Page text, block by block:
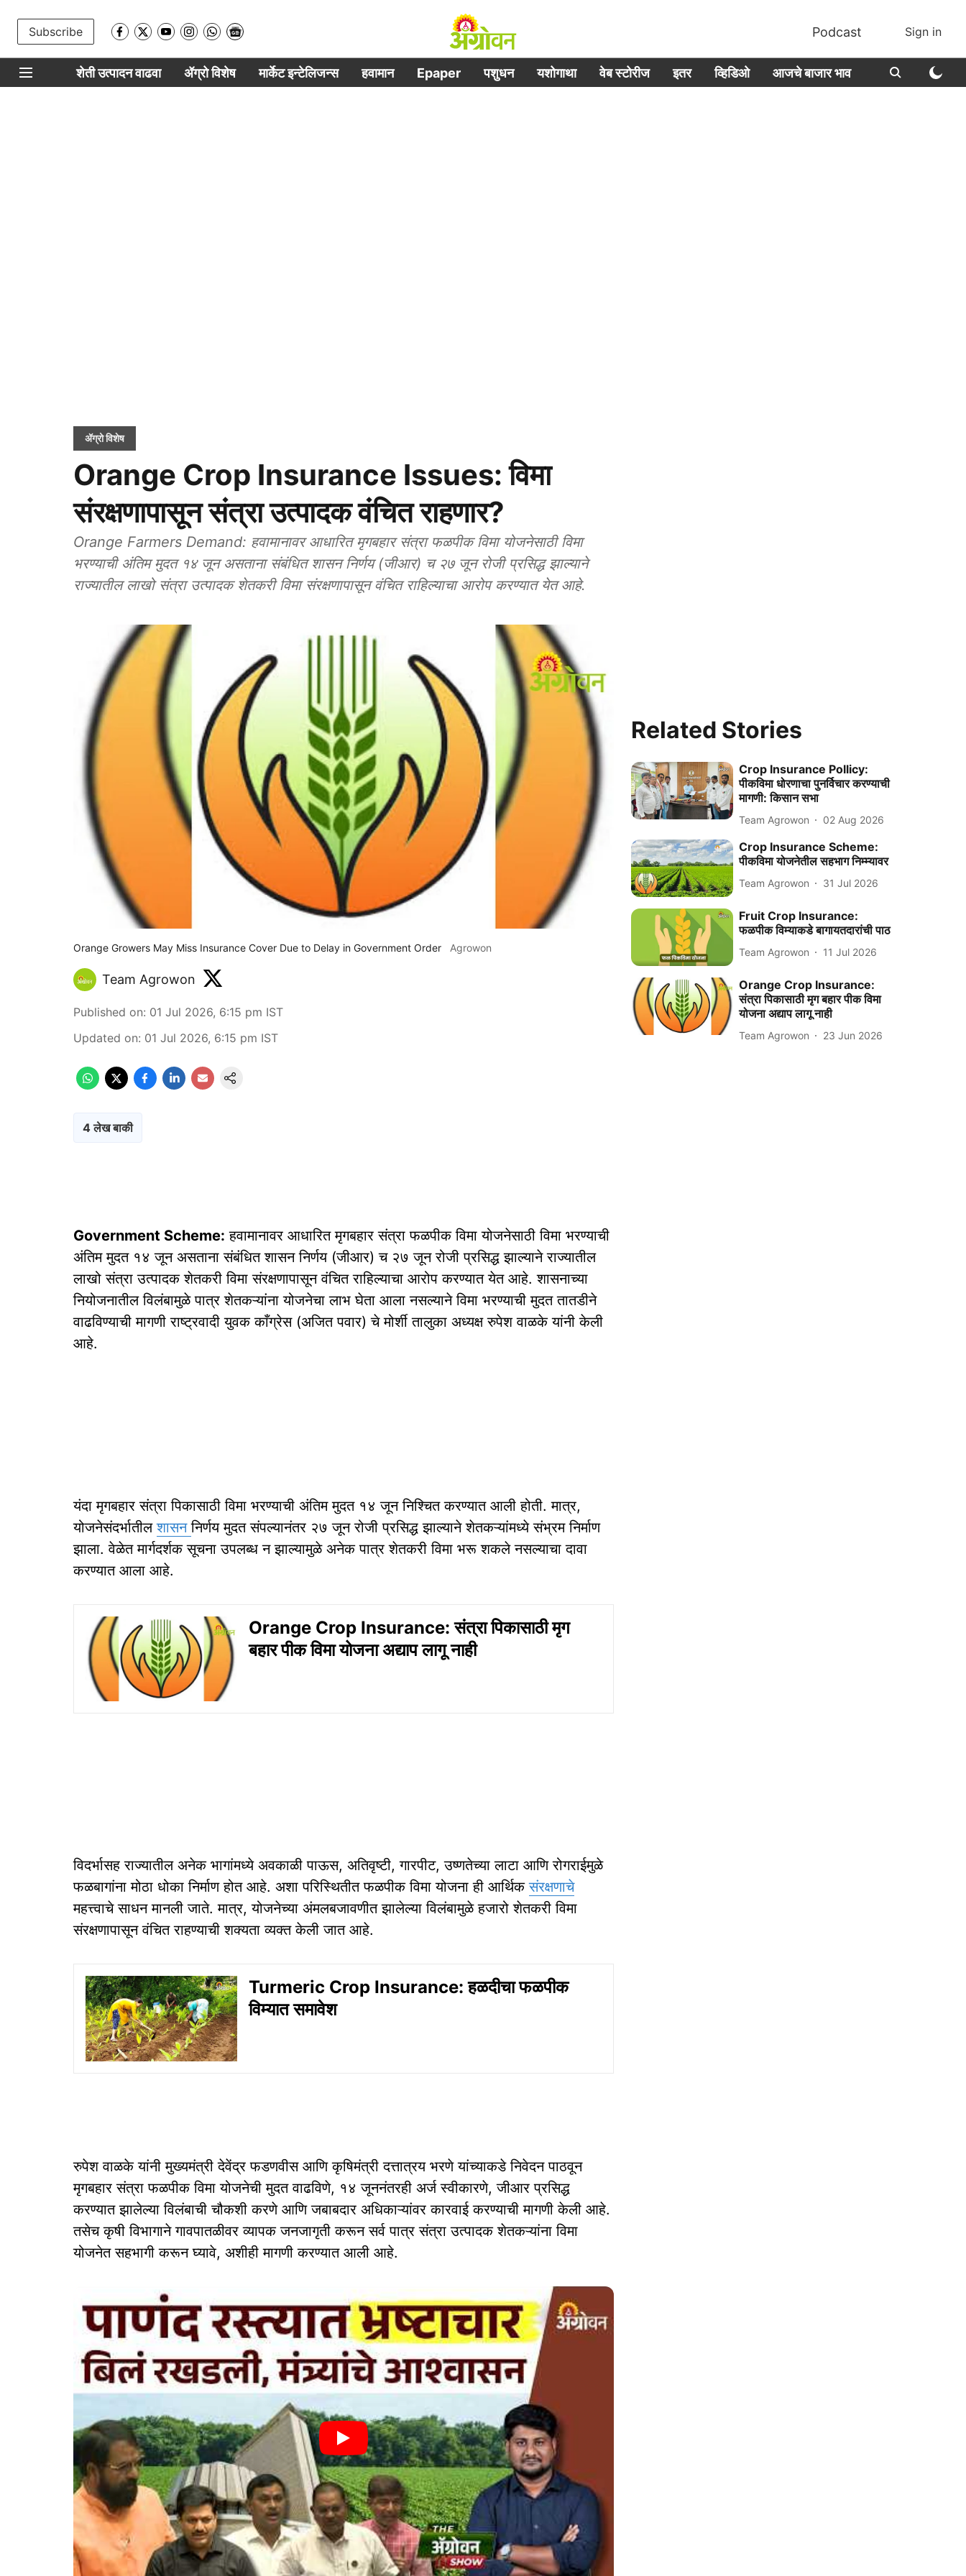
Subscribe Podcast Sign in
शेती उत्पादन वाढवा ॲग्रो विशेष मार्केट इन्टेलिजन्स हवामान Epaper पशुधन यशोगाथा वेब स्टोरीज इतर व्हिडिओ आजचे बाजार भाव
ॲग्रो विशेष
Orange Crop Insurance Issues: विमा
संरक्षणापासून संत्रा उत्पादक वंचित राहणार?
Orange Farmers Demand: हवामानावर आधारित मृगबहार संत्रा फळपीक विमा योजनेसाठी विमा
भरण्याची अंतिम मुदत १४ जून असताना संबंधित शासन निर्णय (जीआर) च २७ जून रोजी प्रसिद्ध झाल्याने
राज्यातील लाखो संत्रा उत्पादक शेतकरी विमा संरक्षणापासून वंचित राहिल्याचा आरोप करण्यात येत आहे.
Orange Growers May Miss Insurance Cover Due to Delay in Government Order Agrowon
Team Agrowon
Published on: 01 Jul 2026, 6:15 pm IST
Updated on: 01 Jul 2026, 6:15 pm IST
4 लेख बाकी
Government Scheme: हवामानावर आधारित मृगबहार संत्रा फळपीक विमा योजनेसाठी विमा भरण्याची
अंतिम मुदत १४ जून असताना संबंधित शासन निर्णय (जीआर) च २७ जून रोजी प्रसिद्ध झाल्याने राज्यातील
लाखो संत्रा उत्पादक शेतकरी विमा संरक्षणापासून वंचित राहिल्याचा आरोप करण्यात येत आहे. शासनाच्या
नियोजनातील विलंबामुळे पात्र शेतकऱ्यांना योजनेचा लाभ घेता आला नसल्याने विमा भरण्याची मुदत तातडीने
वाढविण्याची मागणी राष्ट्रवादी युवक काँग्रेस (अजित पवार) चे मोर्शी तालुका अध्यक्ष रुपेश वाळके यांनी केली
आहे.
यंदा मृगबहार संत्रा पिकासाठी विमा भरण्याची अंतिम मुदत १४ जून निश्चित करण्यात आली होती. मात्र,
योजनेसंदर्भातीलशासननिर्णय मुदत संपल्यानंतर २७ जून रोजी प्रसिद्ध झाल्याने शेतकऱ्यांमध्ये संभ्रम निर्माण
झाला. वेळेत मार्गदर्शक सूचना उपलब्ध न झाल्यामुळे अनेक पात्र शेतकरी विमा भरू शकले नसल्याचा दावा
करण्यात आला आहे.
Orange Crop Insurance: संत्रा पिकासाठी मृग
बहार पीक विमा योजना अद्याप लागू नाही
विदर्भासह राज्यातील अनेक भागांमध्ये अवकाळी पाऊस, अतिवृष्टी, गारपीट, उष्णतेच्या लाटा आणि रोगराईमुळे
फळबागांना मोठा धोका निर्माण होत आहे. अशा परिस्थितीत फळपीक विमा योजना ही आर्थिकसंरक्षणाचे
महत्त्वाचे साधन मानली जाते. मात्र, योजनेच्या अंमलबजावणीत झालेल्या विलंबामुळे हजारो शेतकरी विमा
संरक्षणापासून वंचित राहण्याची शक्यता व्यक्त केली जात आहे.
Turmeric Crop Insurance: हळदीचा फळपीक
विम्यात समावेश
रुपेश वाळके यांनी मुख्यमंत्री देवेंद्र फडणवीस आणि कृषिमंत्री दत्तात्रय भरणे यांच्याकडे निवेदन पाठवून
मृगबहार संत्रा फळपीक विमा योजनेची मुदत वाढविणे, १४ जूननंतरही अर्ज स्वीकारणे, जीआर प्रसिद्ध
करण्यात झालेल्या विलंबाची चौकशी करणे आणि जबाबदार अधिकाऱ्यांवर कारवाई करण्याची मागणी केली आहे.
तसेच कृषी विभागाने गावपातळीवर व्यापक जनजागृती करून सर्व पात्र संत्रा उत्पादक शेतकऱ्यांना विमा
योजनेत सहभागी करून घ्यावे, अशीही मागणी करण्यात आली आहे.
Related Stories
Crop Insurance Pollicy:
पीकविमा धोरणाचा पुनर्विचार करण्याची
मागणी: किसान सभा
Team Agrowon 02 Aug 2026
Crop Insurance Scheme:
पीकविमा योजनेतील सहभाग निम्म्यावर
Team Agrowon 31 Jul 2026
Fruit Crop Insurance:
फळपीक विम्याकडे बागायतदारांची पाठ
Team Agrowon 11 Jul 2026
Orange Crop Insurance:
संत्रा पिकासाठी मृग बहार पीक विमा
योजना अद्याप लागू नाही
Team Agrowon 23 Jun 2026